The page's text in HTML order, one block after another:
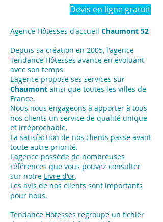
Devis en ligne gratuit
Agence Hôtesses d'accueil Chaumont 52
Depuis sa création en 2005, l'agence
Tendance Hôtesses avance en évoluant
avec son temps.
L'agence propose ses services sur
Chaumont ainsi que toutes les villes de
France.
Nous nous engageons à apporter à tous
nos clients un service de qualité unique
et irréprochable.
La satisfaction de nos clients passe avant
toute autre priorité.
L'agence possède de nombreuses
références que vous pouvez consulter
sur notre Livre d'or.
Les avis de nos clients sont importants
pour nous.
Tendance Hôtesses regroupe un fichier